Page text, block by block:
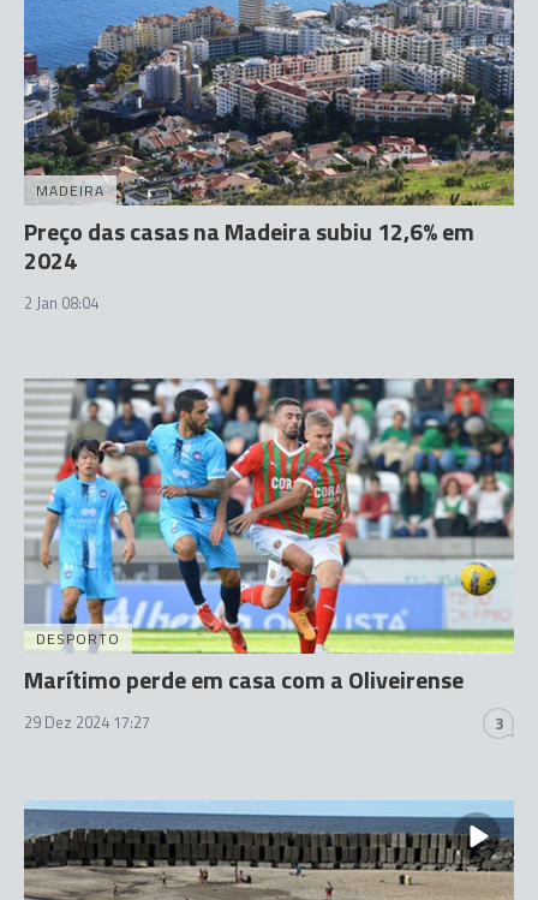
MADEIRA
Preço das casas na Madeira subiu 12,6% em
2024
2 Jan 08:04
DESPORTO
Marítimo perde em casa com a Oliveirense
29 Dez 2024 17:27 3